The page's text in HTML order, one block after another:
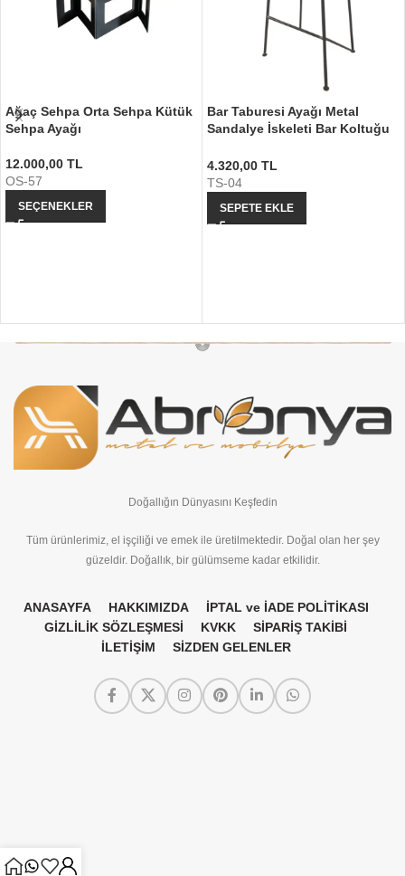
Ağaç Sehpa Orta Sehpa Kütük
Sehpa Ayağı
12.000,00 TL
OS-57
SEÇENEKLER
Bar Taburesi Ayağı Metal
Sandalye İskeleti Bar Koltuğu
4.320,00 TL
TS-04
SEPETE EKLE
Doğallığın Dünyasını Keşfedin
Tüm ürünlerimiz, el işçiliği ve emek ile üretilmektedir. Doğal olan her şey
güzeldir. Doğallık, bir gülümseme kadar etkilidir.
ANASAYFA HAKKIMIZDA
İPTAL ve İADE POLİTİKASI
GİZLİLİK SÖZLEŞMESİ
KVKK
SİPARİŞ TAKİBİ
İLETİŞİM
SİZDEN GELENLER